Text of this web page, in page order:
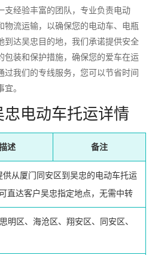
支经验丰富的团队，专业负责电动
物流运输，以确保您的电动车、电瓶
到达吴忠目的地，我们承诺提供安全
包装和保护措施，确保您的爱车在运
过我们的专线服务，您可以节省时间
。
电动车托运详情
述 备注
供从厦门同安区到吴忠的电动车托运
直达客户吴忠指定地点，无需中转
明区、海沧区、翔安区、同安区、